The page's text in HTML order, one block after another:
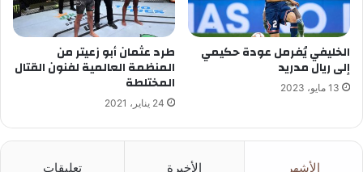
الخليفي يُفرمل عودة حكيمي
إلى ريال مدريد
13 مايو، 2023
طرد عثمان أبو زعيتر من
المنظمة العالمية لفنون القتال
المختلطة
24 يناير، 2021
الأشهر الأخيرة تعليقات